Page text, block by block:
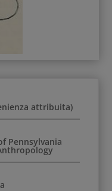
attribuita)
Pennsylvania